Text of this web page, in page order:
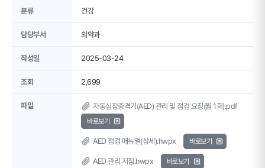
분류 건강
담당부서 의약과
작성일 2025-03-24
조회 2,699
파일 자동심장충격기(AED) 관리 및 점검 요청(월 1회).pdf
바로보기
AED 점검 매뉴얼(상세).hwpx 바로보기
AED 관리 지침.hwpx 바로보기